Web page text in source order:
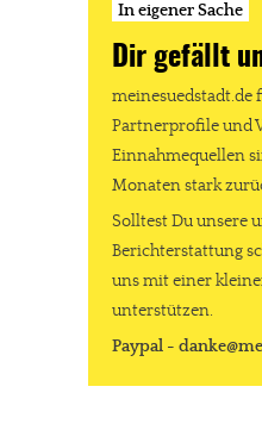
In eigener Sache
Dir gefällt
Partnerprofile und
Einnahmequellen
Monaten stark
Solltest Du unsere
Berichterstattung
uns mit einer
unterstützen.
Paypal -